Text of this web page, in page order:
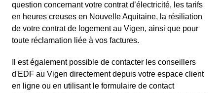
question concernant votre contrat d’électricité, les tarifs
en heures creuses en Nouvelle Aquitaine, la résiliation
de votre contrat de logement au Vigen, ainsi que pour
toute réclamation liée à vos factures.
Il est également possible de contacter les conseillers
d'EDF au Vigen directement depuis votre espace client
en ligne ou en utilisant le formulaire de contact